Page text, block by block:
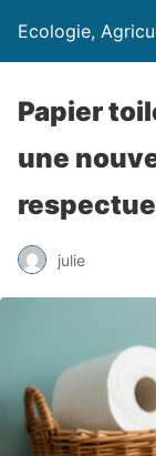
Ecologie,
Papier
une
julie